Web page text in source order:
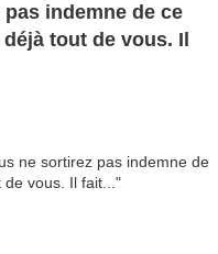
indemne de ce
tout de vous. Il